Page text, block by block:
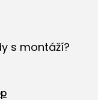
s montáží?